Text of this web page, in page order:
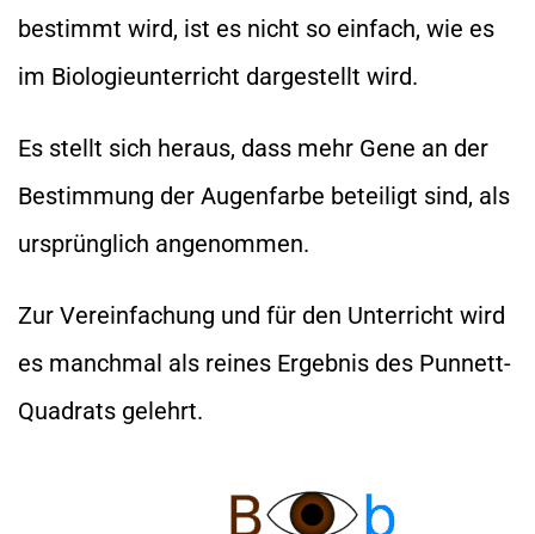
bestimmt wird, ist es nicht so einfach, wie es
im Biologieunterricht dargestellt wird.
Es stellt sich heraus, dass mehr Gene an der
Bestimmung der Augenfarbe beteiligt sind, als
ursprünglich angenommen.
Zur Vereinfachung und für den Unterricht wird
es manchmal als reines Ergebnis des Punnett-
Quadrats gelehrt.